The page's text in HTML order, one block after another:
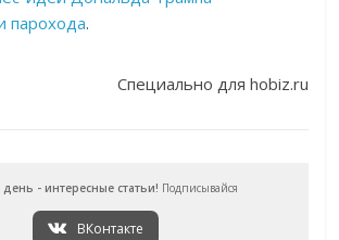
парохода.
Специально для hobiz.ru
- интересные статьи! Подписывайся
ВКонтакте